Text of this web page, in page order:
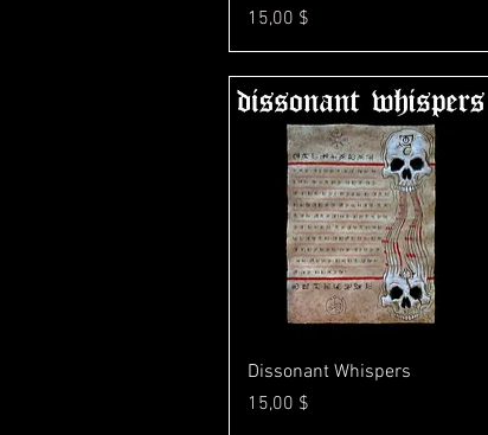
Τιμή
15,00 $
Γρήγορη προβολή
Dissonant Whispers
Τιμή
15,00 $